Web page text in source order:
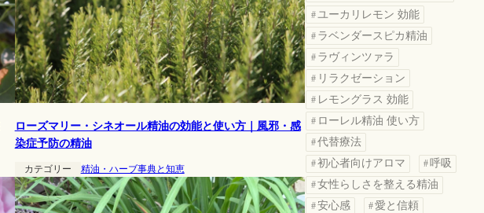
ローズマリー・シネオール精油の効能と使い方｜風邪・感
染症予防の精油
カテゴリー 精油・ハーブ事典と知恵
ユーカリレモン 効能
ラベンダースピカ精油
ラヴィンツァラ
リラクゼーション
レモングラス 効能
ローレル精油 使い方
代替療法
初心者向けアロマ
呼吸
女性らしさを整える精油
安心感
愛と信頼